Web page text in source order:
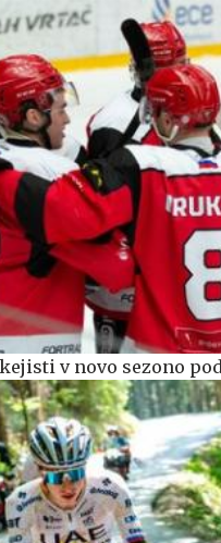
v novo sezono